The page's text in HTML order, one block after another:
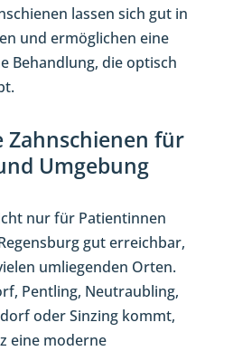
lassen sich gut in
und ermöglichen eine
Behandlung, die optisch
Zahnschienen für
Umgebung
nur für Patientinnen
gut erreichbar,
umliegenden Orten.
Pentling, Neutraubling,
oder Sinzing kommt,
eine moderne